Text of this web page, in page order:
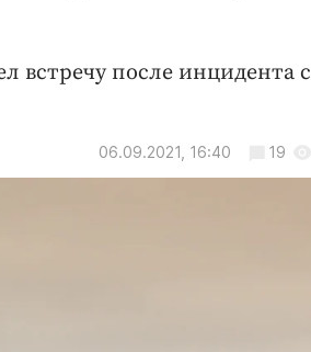
встречу после инцидента с
06.09.2021, 16:40 19